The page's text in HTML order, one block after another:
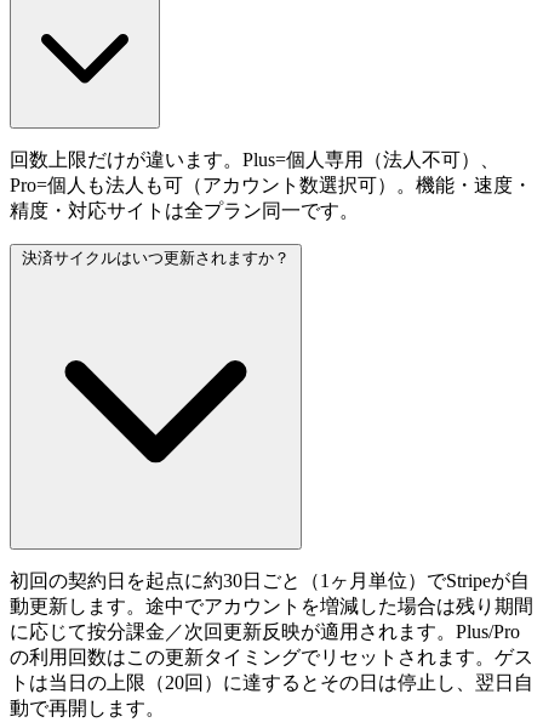
回数上限だけが違います。Plus=個人専用（法人不可）、
Pro=個人も法人も可（アカウント数選択可）。機能・速度・
精度・対応サイトは全プラン同一です。
決済サイクルはいつ更新されますか？
初回の契約日を起点に約30日ごと（1ヶ月単位）でStripeが自
動更新します。途中でアカウントを増減した場合は残り期間
に応じて按分課金／次回更新反映が適用されます。Plus/Pro
の利用回数はこの更新タイミングでリセットされます。ゲス
トは当日の上限（20回）に達するとその日は停止し、翌日自
動で再開します。